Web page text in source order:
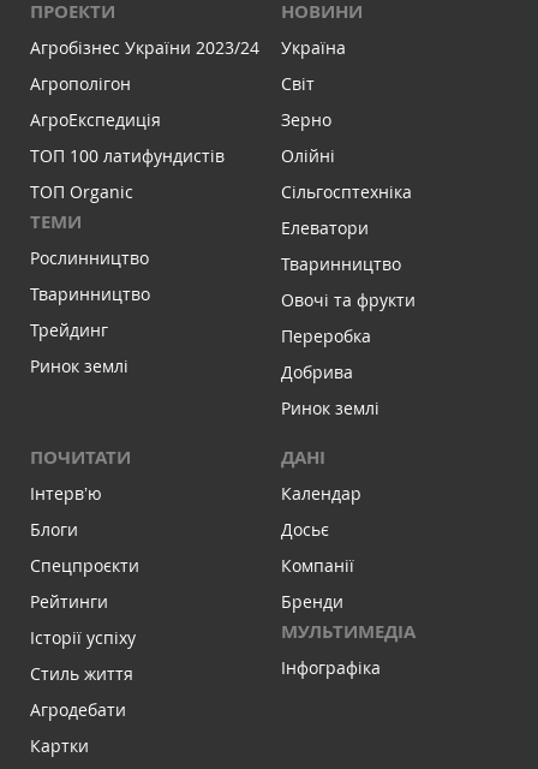
ПРОЕКТИ
Агробізнес України 2023/24
Агрополігон
АгроЕкспедиція
ТОП 100 латифундистів
ТОП Organic
ТЕМИ
Рослинництво
Тваринництво
Трейдинг
Ринок землі
НОВИНИ
Україна
Світ
Зерно
Олійні
Сільгосптехніка
Елеватори
Тваринництво
Овочі та фрукти
Переробка
Добрива
Ринок землі
ПОЧИТАТИ
Інтервʼю
Блоги
Спецпроєкти
Рейтинги
Історії успіху
Стиль життя
Агродебати
Картки
ДАНІ
Календар
Досьє
Компанії
Бренди
МУЛЬТИМЕДІА
Інфографіка